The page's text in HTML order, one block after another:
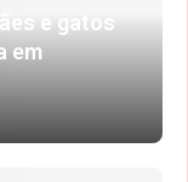
e gatos
em